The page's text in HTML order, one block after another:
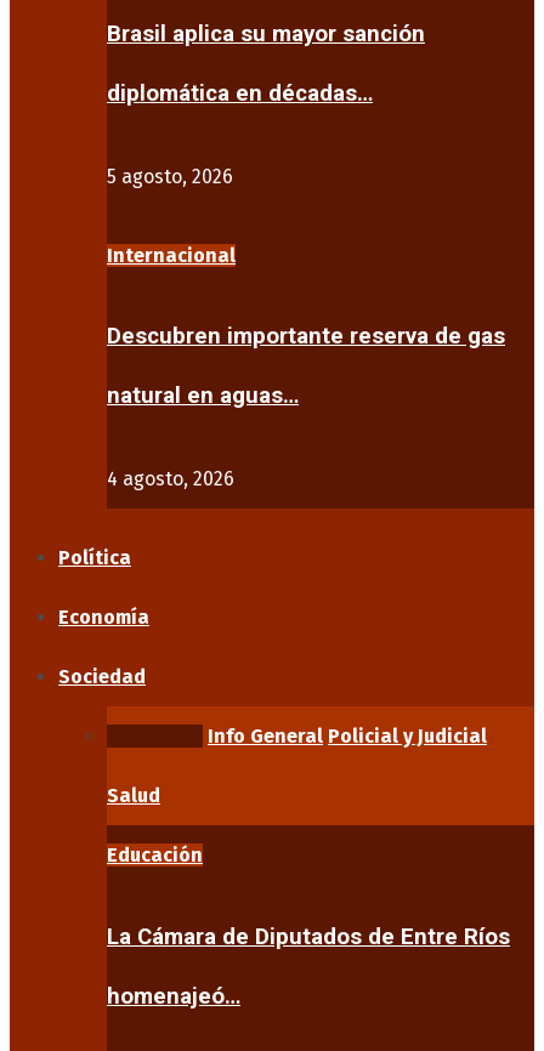
Brasil aplica su mayor sanción
diplomática en décadas…
5 agosto, 2026
Internacional
Descubren importante reserva de gas
natural en aguas…
4 agosto, 2026
Política
Economía
Sociedad
Info General Policial y Judicial
Salud
Educación
La Cámara de Diputados de Entre Ríos
homenajeó…